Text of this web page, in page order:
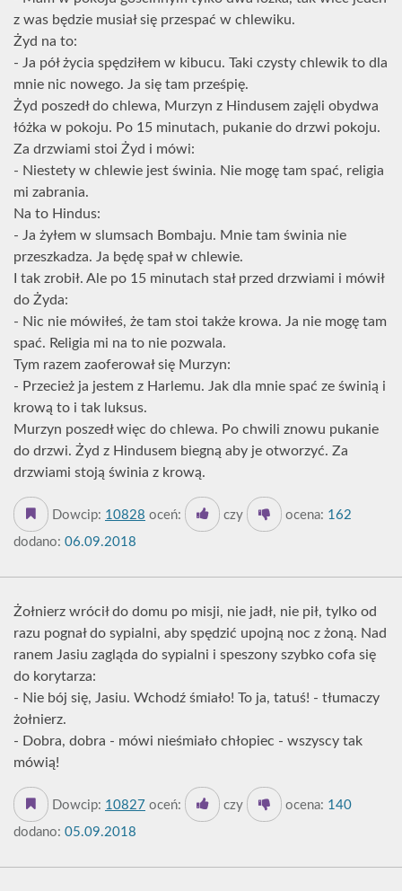
z was będzie musiał się przespać w chlewiku.
Żyd na to:
- Ja pół życia spędziłem w kibucu. Taki czysty chlewik to dla
mnie nic nowego. Ja się tam prześpię.
Żyd poszedł do chlewa, Murzyn z Hindusem zajęli obydwa
łóżka w pokoju. Po 15 minutach, pukanie do drzwi pokoju.
Za drzwiami stoi Żyd i mówi:
- Niestety w chlewie jest świnia. Nie mogę tam spać, religia
mi zabrania.
Na to Hindus:
- Ja żyłem w slumsach Bombaju. Mnie tam świnia nie
przeszkadza. Ja będę spał w chlewie.
I tak zrobił. Ale po 15 minutach stał przed drzwiami i mówił
do Żyda:
- Nic nie mówiłeś, że tam stoi także krowa. Ja nie mogę tam
spać. Religia mi na to nie pozwala.
Tym razem zaoferował się Murzyn:
- Przecież ja jestem z Harlemu. Jak dla mnie spać ze świnią i
krową to i tak luksus.
Murzyn poszedł więc do chlewa. Po chwili znowu pukanie
do drzwi. Żyd z Hindusem biegną aby je otworzyć. Za
drzwiami stoją świnia z krową.
Dowcip: 10828 oceń: czy ocena: 162
dodano: 06.09.2018
Żołnierz wrócił do domu po misji, nie jadł, nie pił, tylko od
razu pognał do sypialni, aby spędzić upojną noc z żoną. Nad
ranem Jasiu zagląda do sypialni i speszony szybko cofa się
do korytarza:
- Nie bój się, Jasiu. Wchodź śmiało! To ja, tatuś! - tłumaczy
żołnierz.
- Dobra, dobra - mówi nieśmiało chłopiec - wszyscy tak
mówią!
Dowcip: 10827 oceń: czy ocena: 140
dodano: 05.09.2018